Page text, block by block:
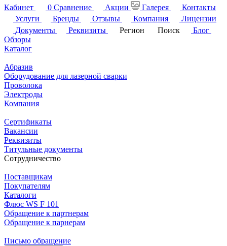
Кабинет
0 Сравнение Акции Галерея
Контакты
Услуги
Бренды Отзывы Компания
Лицензии
Документы
Реквизиты Регион Поиск
Блог
Обзоры
Каталог
Абразив
Оборудование для лазерной сварки
Проволока
Электроды
Компания
Сертификаты
Вакансии
Реквизиты
Титульные документы
Сотрудничество
Поставщикам
Покупателям
Каталоги
Флюс WS F 101
Обращение к партнерам
Обращение к парнерам
Письмо обращение